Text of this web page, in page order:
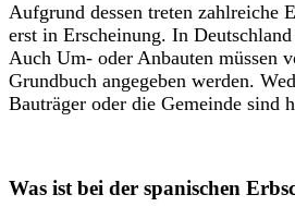
Aufgrund dessen treten zahlreiche
erst in Erscheinung. In
Auch Um- oder Anbauten müssen
Grundbuch angegeben werden.
Bauträger oder die Gemeinde sind
Was ist bei der spanischen